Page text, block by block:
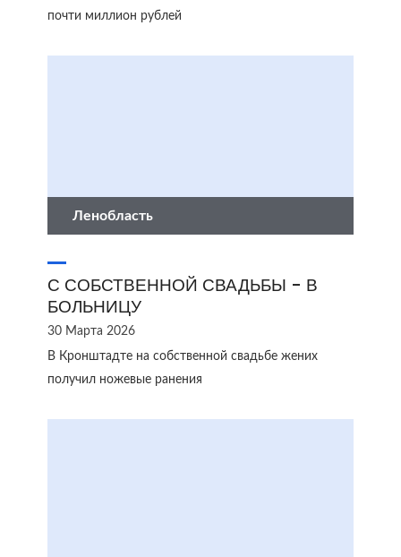
почти миллион рублей
Ленобласть
С СОБСТВЕННОЙ СВАДЬБЫ - В
БОЛЬНИЦУ
30 Марта 2026
В Кронштадте на собственной свадьбе жених
получил ножевые ранения